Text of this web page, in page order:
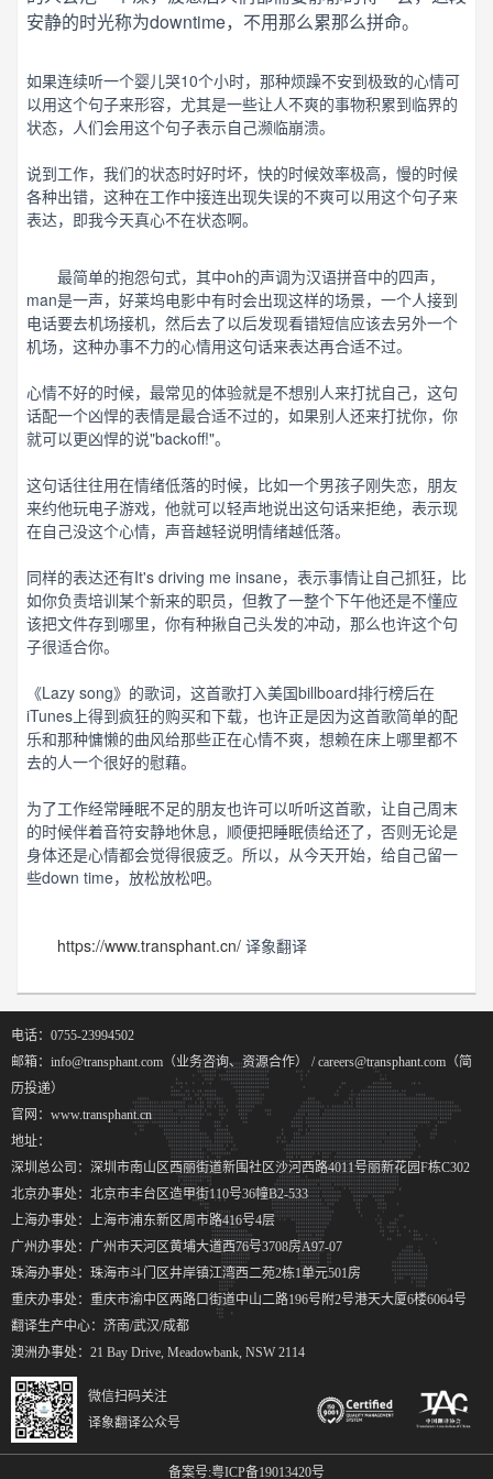
安静的时光称为downtime，不用那么累那么拼命。
如果连续听一个婴儿哭10个小时，那种烦躁不安到极致的心情可
以用这个句子来形容，尤其是一些让人不爽的事物积累到临界的
状态，人们会用这个句子表示自己濒临崩溃。
说到工作，我们的状态时好时坏，快的时候效率极高，慢的时候
各种出错，这种在工作中接连出现失误的不爽可以用这个句子来
表达，即我今天真心不在状态啊。
最简单的抱怨句式，其中oh的声调为汉语拼音中的四声，
man是一声，好莱坞电影中有时会出现这样的场景，一个人接到
电话要去机场接机，然后去了以后发现看错短信应该去另外一个
机场，这种办事不力的心情用这句话来表达再合适不过。
心情不好的时候，最常见的体验就是不想别人来打扰自己，这句
话配一个凶悍的表情是最合适不过的，如果别人还来打扰你，你
就可以更凶悍的说"backoff!"。
这句话往往用在情绪低落的时候，比如一个男孩子刚失恋，朋友
来约他玩电子游戏，他就可以轻声地说出这句话来拒绝，表示现
在自己没这个心情，声音越轻说明情绪越低落。
同样的表达还有It's driving me insane，表示事情让自己抓狂，比
如你负责培训某个新来的职员，但教了一整个下午他还是不懂应
该把文件存到哪里，你有种揪自己头发的冲动，那么也许这个句
子很适合你。
《Lazy song》的歌词，这首歌打入美国billboard排行榜后在
iTunes上得到疯狂的购买和下载，也许正是因为这首歌简单的配
乐和那种慵懒的曲风给那些正在心情不爽，想赖在床上哪里都不
去的人一个很好的慰藉。
为了工作经常睡眠不足的朋友也许可以听听这首歌，让自己周末
的时候伴着音符安静地休息，顺便把睡眠债给还了，否则无论是
身体还是心情都会觉得很疲乏。所以，从今天开始，给自己留一
些down time，放松放松吧。
https://www.transphant.cn/ 译象翻译
电话：0755-23994502
邮箱：info@transphant.com（业务咨询、资源合作） / careers@transphant.com（简
历投递）
官网：www.transphant.cn
地址：
深圳总公司：深圳市南山区西丽街道新围社区沙河西路4011号丽新花园F栋C302
北京办事处：北京市丰台区造甲街110号36幢B2-533
上海办事处：上海市浦东新区周市路416号4层
广州办事处：广州市天河区黄埔大道西76号3708房A97-07
珠海办事处：珠海市斗门区井岸镇江湾西二苑2栋1单元501房
重庆办事处：重庆市渝中区两路口街道中山二路196号附2号港天大厦6楼6064号
翻译生产中心：济南/武汉/成都
澳洲办事处：21 Bay Drive, Meadowbank, NSW 2114
微信扫码关注
译象翻译公众号
备案号:粤ICP备19013420号